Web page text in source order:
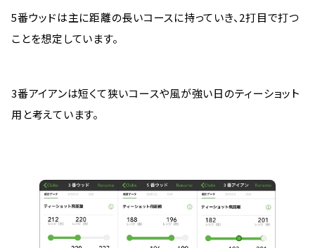
5番ウッドは主に距離の長いコースに持っていき、2打目で打つ
ことを想定しています。
3番アイアンは短くて狭いコースや風が強い日のティーショット
用と考えています。